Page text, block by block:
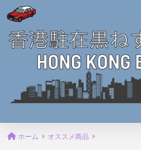
ホーム オススメ商品